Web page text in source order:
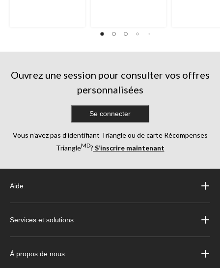
Ouvrez une session pour consulter vos offres
personnalisées
Se connecter
Vous n’avez pas d’identifiant Triangle ou de carte Récompenses
TriangleMD? S’inscrire maintenant
Aide
Services et solutions
À propos de nous